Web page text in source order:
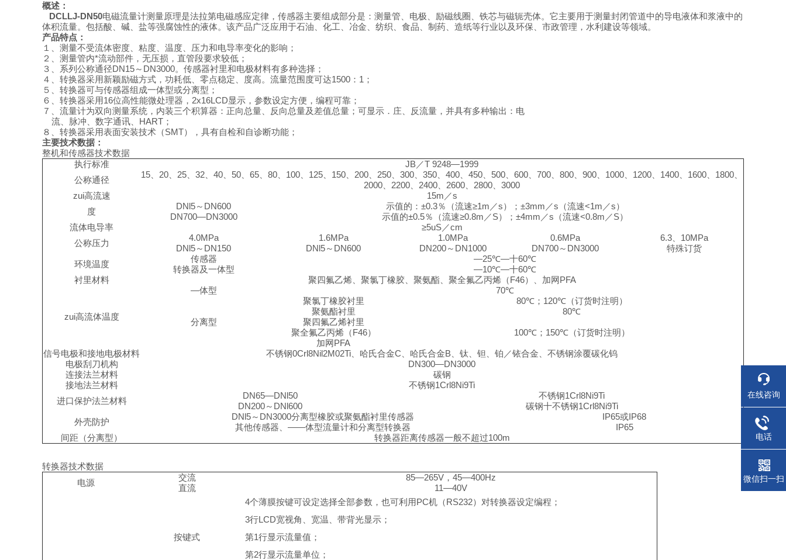
概述：
DCLLJ-DN50电磁流量计测量原理是法拉第电磁感应定律，传感器主要组成部分是：测量管、电极、励磁线圈、铁芯与磁轭壳体。它主要用于测量封闭管道中的导电液体和浆液中的
体积流量。包括酸、碱、盐等强腐蚀性的液体。该产品广泛应用于石油、化工、冶金、纺织、食品、制药、造纸等行业以及环保、市政管理，水利建设等领域。
产品特点：
１、测量不受流体密度、粘度、温度、压力和电导率变化的影响；
２、测量管内*流动部件，无压损，直管段要求较低；
３、系列公称通径DN15～ DN3000。传感器衬里和电极材料有多种选择；
４、转换器采用新颖励磁方式，功耗低、零点稳定、度高。流量范围度可达1500 ： 1 ；
５、转换器可与传感器组成一体型或分离型；
６、转换器采用16位高性能微处理器， 2x16LCD显示，参数设定方便，编程可靠；
７、流量计为双向测量系统，内装三个积算器：正向总量、反向总量及差值总量；可显示．庄、反流量，并具有多种输出：电
流、脉冲、数字通讯、 HART ；
８、转换器采用表面安装技术 （SMT）
，具有自检和自诊断功能；
主要技术数据：
整机和传感器技术数据
执行标准
JB ／T 9248—1999
公称通径
15 20 25 32 40 50 65 80 100 125 150 200 250 300 350 400 450 500 600 700 800 900 1000 1200 1400 1600 1800
2000
2200 2400 2600 2800
3000
zui高流速
15m ／s
度
DNl5～ DN600 示值的： ±0.3％ （流速≥1m ／s） ； ±3mm ／s（流速<1m ／s）
DN700—DN3000
示值的±0.5％ （流速≥0.8m ／S） ； ±4mm ／s（流速<0.8m ／S）
流体电导率
≥5uS／cm
公称压力
4.0MPa 1.6MPa 1.0MPa 0.6MPa 6.3、 10MPa
DNl5～ DN150 DNl5～ DN600 DN200～ DN1000 DN700～ DN3000
特殊订货
环境温度
传感器 —25℃—十60℃
转换器及一体型
—10℃—十60℃
衬里材料
聚四氟乙烯、聚氯丁橡胶、聚氨酯、聚全氟乙丙烯（F46） 、加网PFA
zui高流体温度
—体型 70℃
分离型
聚氯丁橡胶衬里 80℃； 120℃（订货时注明 ）
聚氨酯衬里
80℃
聚四氟乙烯衬里
100℃； 150℃（订货时注明 ）
聚全氟乙丙烯（F46）
加网PFA
信号电极和接地电极材料
不锈钢0Crl8Nil2M02Ti 、哈氏合金C 、哈氏合金B 、钛、钽、铂／铱合金、不锈钢涂覆碳化钨
电极刮刀机构
DN300—DN3000
连接法兰材料
碳钢
接地法兰材料
不锈钢1Crl8Ni9Ti
进口保护法兰材料
DN65—DNl50 不锈钢1Crl8Ni9Ti
DN200～ DNl600 碳钢十不锈钢1Crl8Ni9Ti
外壳防护
DNl5～ DN3000分离型橡胶或聚氨酯衬里传感器 IP65或IP68
其他传感器、 ——体型流量计和分离型转换器
IP65
间距 （分离型） 转换器距离传感器一般不超过100m
转换器技术数据
电源
交流 85—265V ， 45—400Hz
直流
11—40V
按键式
4个薄膜按键可设定选择全部参数，也可利用PC机 （RS232） 对转换器设定编程；
3行LCD宽视角、宽温、带背光显示；
第1行显示流量值；
第2行显示流量单位；
在线咨询
电话
微信扫一扫